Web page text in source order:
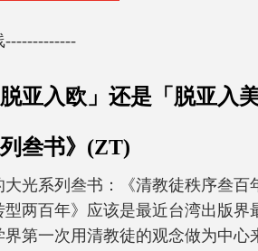
-------------
亚入欧」还是「脱亚入
叁书》(ZT)
光系列叁书：《清教徒秩序叁百
型两百年》应该是最近台湾出版界
界第一次用清教徒的观念做为中心